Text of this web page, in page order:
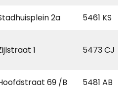
2a 5461 KS
1 5473 CJ
69 /B 5481 AB